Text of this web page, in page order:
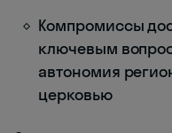
Компромиссы
ключевым
автономия
церковью